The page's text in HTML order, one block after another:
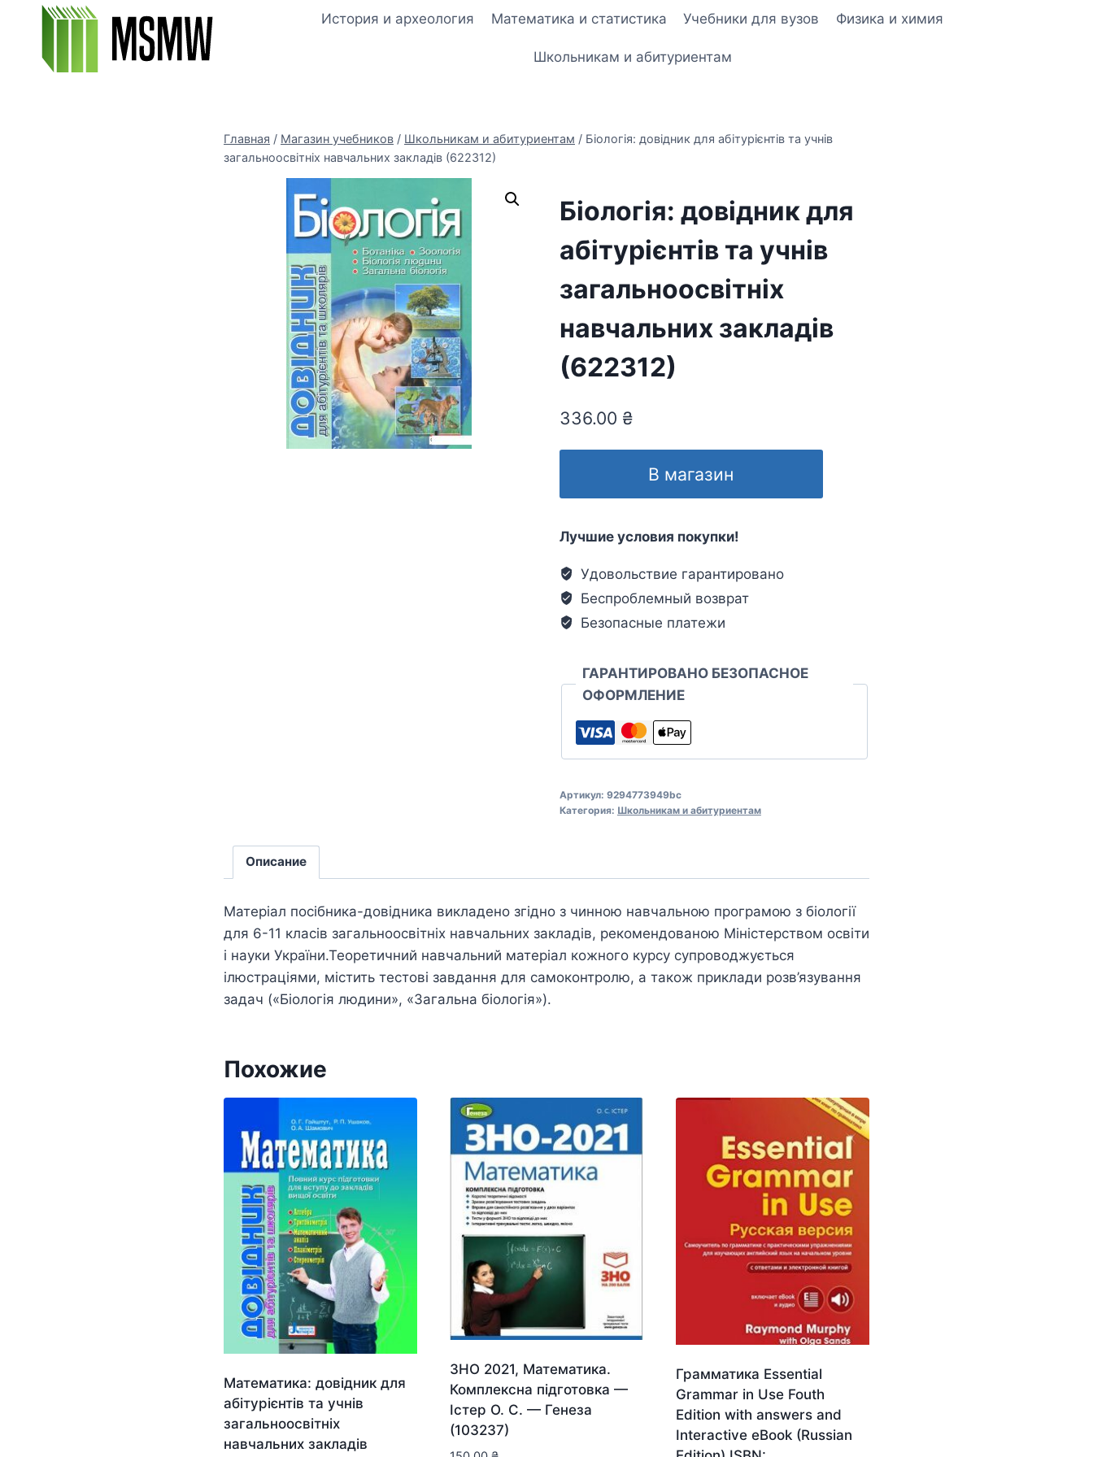
Перейти
содержимому
История и археология Математика и статистика Учебники для вузов Физика и химия
Школьникам и абитуриентам
Главная / Магазин учебников / Школьникам и абитуриентам / Біологія: довідник для абітурієнтів та учнів
загальноосвітніх навчальних закладів (622312)
Біологія: довідник для
абітурієнтів та учнів
загальноосвітніх
навчальних закладів
(622312)
336.00 ₴
В магазин
Лучшие условия покупки!
Удовольствие гарантировано
Беспроблемный возврат
Безопасные платежи
ГАРАНТИРОВАНО БЕЗОПАСНОЕ
ОФОРМЛЕНИЕ
Артикул: 9294773949bc
Категория: Школьникам и абитуриентам
Описание
Матеріал посібника-довідника викладено згідно з чинною навчальною програмою з біології
для 6-11 класів загальноосвітніх навчальних закладів, рекомендованою Міністерством освіти
і науки України.Теоретичний навчальний матеріал кожного курсу супроводжується
ілюстраціями, містить тестові завдання для самоконтролю, а також приклади розв’язування
задач («Біологія людини», «Загальна біологія»).
Похожие
Математика: довідник для
абітурієнтів та учнів
загальноосвітніх
навчальних закладів
ЗНО 2021, Математика.
Комплексна підготовка —
Істер О. С. — Генеза
(103237)
Грамматика Essential
Grammar in Use Fouth
Edition with answers and
Interactive eBook (Russian